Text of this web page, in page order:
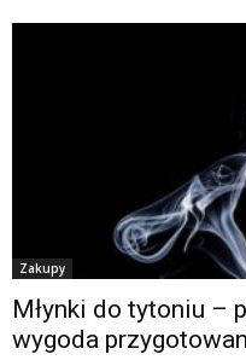
Zakupy
Młynki do tytoniu –
wygoda